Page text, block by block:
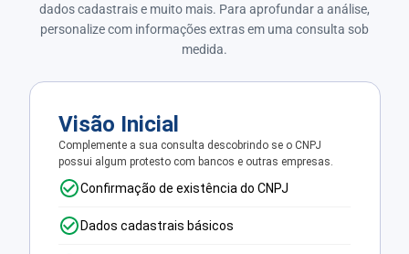
dados cadastrais e muito mais. Para aprofundar a análise,
personalize com informações extras em uma consulta sob
medida.
Visão Inicial
Complemente a sua consulta descobrindo se o CNPJ
possui algum protesto com bancos e outras empresas.
Confirmação de existência do CNPJ
Dados cadastrais básicos